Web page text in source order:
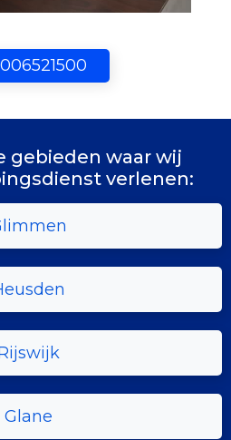
gebieden waar wij
verlenen:
Glane